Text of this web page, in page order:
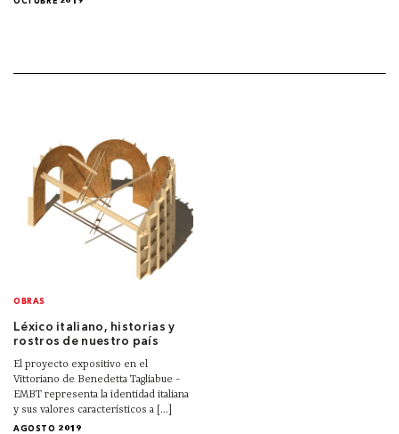
OCTUBRE 2019
OBRAS
Léxico italiano, historias y
rostros de nuestro país
El proyecto expositivo en el
Vittoriano de Benedetta Tagliabue -
EMBT representa la identidad italiana
y sus valores característicos a [...]
AGOSTO 2019